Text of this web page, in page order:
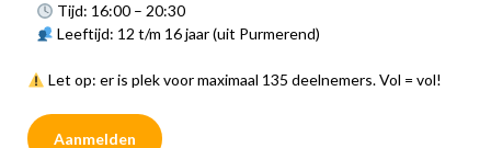
Tijd: 16:00 – 20:30
Leeftijd: 12 t/m 16 jaar (uit Purmerend)
Let op: er is plek voor maximaal 135 deelnemers. Vol = vol!
Aanmelden